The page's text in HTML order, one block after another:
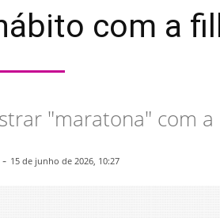
com a
"maratona" com
- 15 de junho de 2026, 10:27